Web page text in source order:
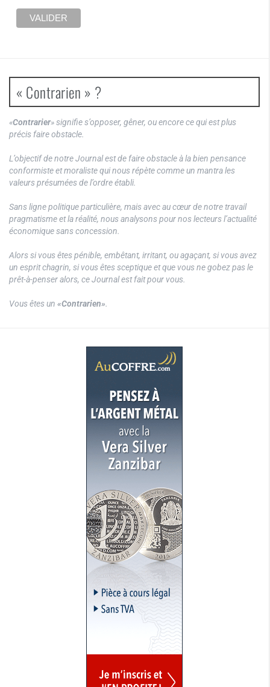
« Contrarien » ?
«Contrarier» signifie s’opposer, gêner, ou encore ce qui est plus
précis faire obstacle.
L’objectif de notre Journal est de faire obstacle à la bien pensance
conformiste et moraliste qui nous répète comme un mantra les
valeurs présumées de l’ordre établi.
Sans ligne politique particulière, mais avec au cœur de notre travail
pragmatisme et la réalité, nous analysons pour nos lecteurs l’actualité
économique sans concession.
Alors si vous êtes pénible, embêtant, irritant, ou agaçant, si vous avez
un esprit chagrin, si vous êtes sceptique et que vous ne gobez pas le
prêt-à-penser alors, ce Journal est fait pour vous.
Vous êtes un «Contrarien».